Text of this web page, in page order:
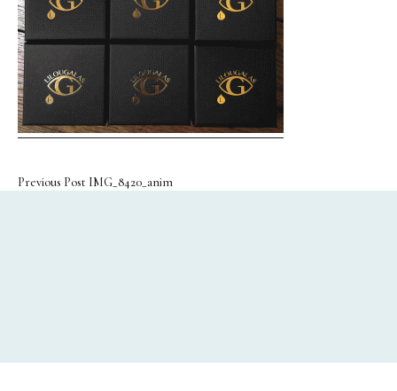
Bracelet
Bague
Décoration
Portrait en Papiers découpés
Coupelle
Previous Post IMG_8420_anim